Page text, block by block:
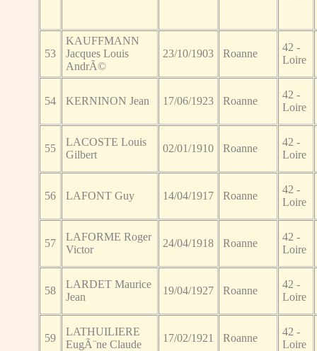
53
KAUFFMANN
Jacques Louis
AndrÃ©
23/10/1903 Roanne
42 -
Loire
54 KERNINON Jean 17/06/1923 Roanne
42 -
Loire
55
LACOSTE Louis
Gilbert
02/01/1910 Roanne
42 -
Loire
56 LAFONT Guy 14/04/1917 Roanne
42 -
Loire
57
LAFORME Roger
Victor
24/04/1918 Roanne
42 -
Loire
58
LARDET Maurice
Jean
19/04/1927 Roanne
42 -
Loire
59
LATHUILIERE
EugÃ¨ne Claude
17/02/1921 Roanne
42 -
Loire